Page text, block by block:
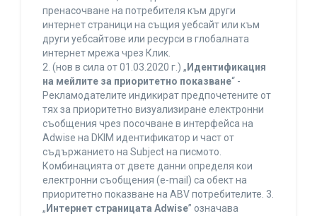
пренасочване на потребителя към други
интернет страници на същия уебсайт или към
други уебсайтове или ресурси в глобалната
интернет мрежа чрез Клик.
2. (нов в сила от 01.03.2020 г.) „ Идентификация
на мейлите за приоритетно показване“ -
Рекламодателите индикират предпочетените от
тях за приоритетно визуализиране електронни
съобщения чрез посочване в интерфейса на
Adwise на DKIM идентификатор и част от
съдържанието на Subject на писмото.
Комбинацията от двете данни определя кои
електронни съобщения (e-mail) са обект на
приоритетно показване на ABV потребителите. 3.
„ Интернет страницата Adwise” означава